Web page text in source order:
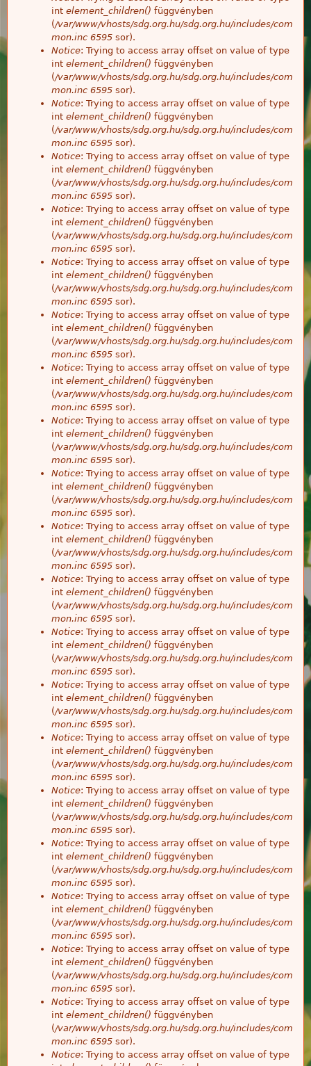
int element_children() függvényben
(/var/www/vhosts/sdg.org.hu/sdg.org.hu/includes/com
mon.inc 6595 sor).
Notice: Trying to access array offset on value of type
int element_children() függvényben
(/var/www/vhosts/sdg.org.hu/sdg.org.hu/includes/com
mon.inc 6595 sor).
Notice: Trying to access array offset on value of type
int element_children() függvényben
(/var/www/vhosts/sdg.org.hu/sdg.org.hu/includes/com
mon.inc 6595 sor).
Notice: Trying to access array offset on value of type
int element_children() függvényben
(/var/www/vhosts/sdg.org.hu/sdg.org.hu/includes/com
mon.inc 6595 sor).
Notice: Trying to access array offset on value of type
int element_children() függvényben
(/var/www/vhosts/sdg.org.hu/sdg.org.hu/includes/com
mon.inc 6595 sor).
Notice: Trying to access array offset on value of type
int element_children() függvényben
(/var/www/vhosts/sdg.org.hu/sdg.org.hu/includes/com
mon.inc 6595 sor).
Notice: Trying to access array offset on value of type
int element_children() függvényben
(/var/www/vhosts/sdg.org.hu/sdg.org.hu/includes/com
mon.inc 6595 sor).
Notice: Trying to access array offset on value of type
int element_children() függvényben
(/var/www/vhosts/sdg.org.hu/sdg.org.hu/includes/com
mon.inc 6595 sor).
Notice: Trying to access array offset on value of type
int element_children() függvényben
(/var/www/vhosts/sdg.org.hu/sdg.org.hu/includes/com
mon.inc 6595 sor).
Notice: Trying to access array offset on value of type
int element_children() függvényben
(/var/www/vhosts/sdg.org.hu/sdg.org.hu/includes/com
mon.inc 6595 sor).
Notice: Trying to access array offset on value of type
int element_children() függvényben
(/var/www/vhosts/sdg.org.hu/sdg.org.hu/includes/com
mon.inc 6595 sor).
Notice: Trying to access array offset on value of type
int element_children() függvényben
(/var/www/vhosts/sdg.org.hu/sdg.org.hu/includes/com
mon.inc 6595 sor).
Notice: Trying to access array offset on value of type
int element_children() függvényben
(/var/www/vhosts/sdg.org.hu/sdg.org.hu/includes/com
mon.inc 6595 sor).
Notice: Trying to access array offset on value of type
int element_children() függvényben
(/var/www/vhosts/sdg.org.hu/sdg.org.hu/includes/com
mon.inc 6595 sor).
Notice: Trying to access array offset on value of type
int element_children() függvényben
(/var/www/vhosts/sdg.org.hu/sdg.org.hu/includes/com
mon.inc 6595 sor).
Notice: Trying to access array offset on value of type
int element_children() függvényben
(/var/www/vhosts/sdg.org.hu/sdg.org.hu/includes/com
mon.inc 6595 sor).
Notice: Trying to access array offset on value of type
int element_children() függvényben
(/var/www/vhosts/sdg.org.hu/sdg.org.hu/includes/com
mon.inc 6595 sor).
Notice: Trying to access array offset on value of type
int element_children() függvényben
(/var/www/vhosts/sdg.org.hu/sdg.org.hu/includes/com
mon.inc 6595 sor).
Notice: Trying to access array offset on value of type
int element_children() függvényben
(/var/www/vhosts/sdg.org.hu/sdg.org.hu/includes/com
mon.inc 6595 sor).
Notice: Trying to access array offset on value of type
int element_children() függvényben
(/var/www/vhosts/sdg.org.hu/sdg.org.hu/includes/com
mon.inc 6595 sor).
Notice: Trying to access array offset on value of type